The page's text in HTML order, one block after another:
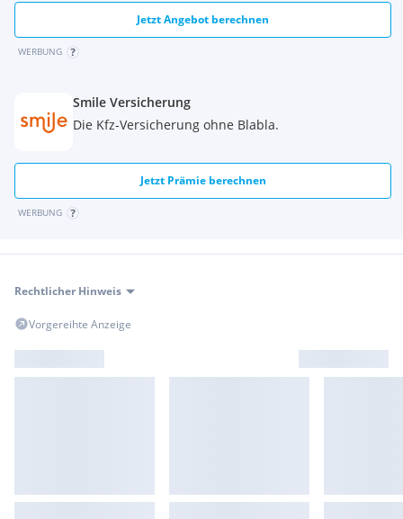
Jetzt Angebot berechnen
WERBUNG
Smile Versicherung
Die Kfz-Versicherung ohne Blabla.
Jetzt Prämie berechnen
WERBUNG
Rechtlicher Hinweis
Vorgereihte Anzeige